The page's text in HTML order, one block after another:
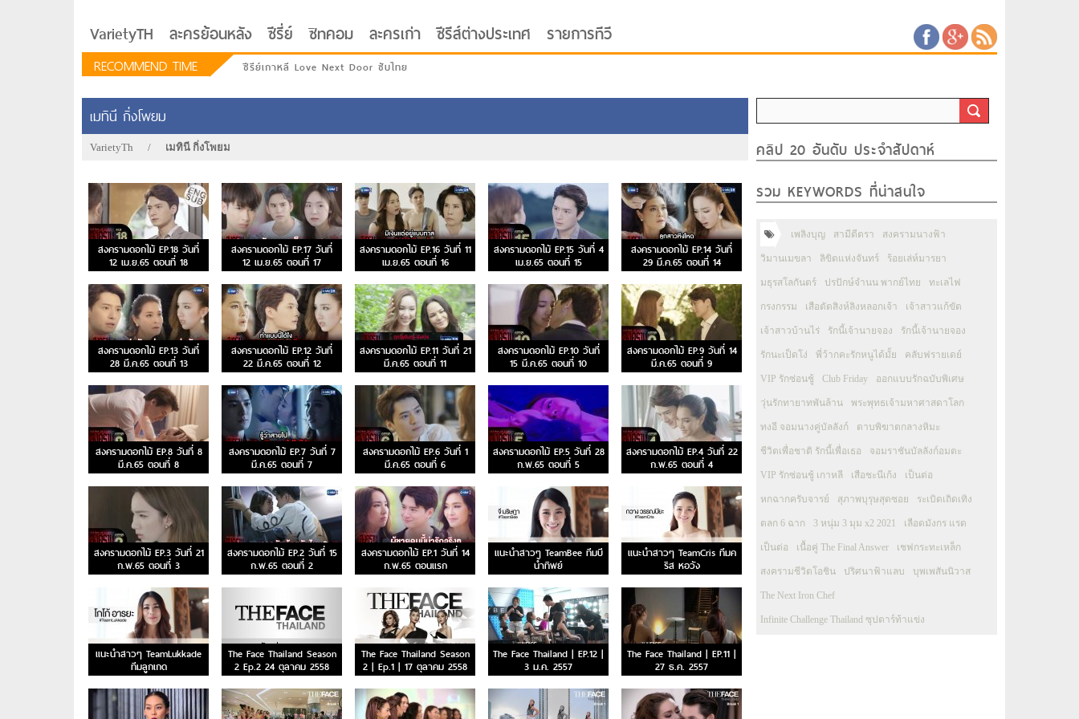
VarietyTH ละครย้อนหลัง ซีรี่ย์ ซิทคอม ละครเก่า ซีรีส์ต่างประเทศ รายการทีวี
RECOMMEND TIME ซีรีย์เกาหลี Love Next Door ซับไทย
รักอยู่ประตูถัดไป
เมทินี กิ่งโพยม
VarietyTh / เมทินี กิ่งโพยม
สงครามดอกไม้ EP.18 วันที่
12 เม.ย.65 ตอนที่ 18
สงครามดอกไม้ EP.17 วันที่
12 เม.ย.65 ตอนที่ 17
สงครามดอกไม้ EP.16 วันที่ 11
เม.ย.65 ตอนที่ 16
สงครามดอกไม้ EP.15 วันที่ 4
เม.ย.65 ตอนที่ 15
สงครามดอกไม้ EP.14 วันที่
29 มี.ค.65 ตอนที่ 14
สงครามดอกไม้ EP.13 วันที่
28 มี.ค.65 ตอนที่ 13
สงครามดอกไม้ EP.12 วันที่
22 มี.ค.65 ตอนที่ 12
สงครามดอกไม้ EP.11 วันที่ 21
มี.ค.65 ตอนที่ 11
สงครามดอกไม้ EP.10 วันที่
15 มี.ค.65 ตอนที่ 10
สงครามดอกไม้ EP.9 วันที่ 14
มี.ค.65 ตอนที่ 9
สงครามดอกไม้ EP.8 วันที่ 8
มี.ค.65 ตอนที่ 8
สงครามดอกไม้ EP.7 วันที่ 7
มี.ค.65 ตอนที่ 7
สงครามดอกไม้ EP.6 วันที่ 1
มี.ค.65 ตอนที่ 6
สงครามดอกไม้ EP.5 วันที่ 28
ก.พ.65 ตอนที่ 5
สงครามดอกไม้ EP.4 วันที่ 22
ก.พ.65 ตอนที่ 4
สงครามดอกไม้ EP.3 วันที่ 21
ก.พ.65 ตอนที่ 3
สงครามดอกไม้ EP.2 วันที่ 15
ก.พ.65 ตอนที่ 2
สงครามดอกไม้ EP.1 วันที่ 14
ก.พ.65 ตอนแรก
แนะนำสาวๆ TeamBee ทีมบี
น้ำทิพย์
แนะนำสาวๆ TeamCris ทีมค
ริส หอวัง
แนะนำสาวๆ TeamLukkade
ทีมลูกเกด
The Face Thailand Season
2 Ep.2 24 ตุลาคม 2558
The Face Thailand Season
2 | Ep.1 | 17 ตุลาคม 2558
The Face Thailand | EP.12 |
3 ม.ค. 2557
The Face Thailand | EP.11 |
27 ธ.ค. 2557
คลิป 20 อันดับ ประจำสัปดาห์
รวม KEYWORDS ที่น่าสนใจ
เพลิงบุญ สามีตีตรา สงครามนางฟ้า
วิมานเมขลา ลิขิตแห่งจันทร์ ร้อยเล่ห์มารยา
มธุรสโลกันตร์ ปรปักษ์จำนน พากย์ไทย ทะเลไฟ
กรงกรรม เสือตัดสิงห์ลิงหลอกเจ้า เจ้าสาวแก้ขัด
เจ้าสาวบ้านไร่ รักนี้เจ้านายจอง รักนี้เจ้านายจอง
รักนะเป็ดโง่ พี่ว้ากคะรักหนูได้มั้ย คลับฟรายเดย์
VIP รักซ่อนชู้ Club Friday ออกแบบรักฉบับพิเศษ
วุ่นรักทายาทพันล้าน พระพุทธเจ้ามหาศาสดาโลก
ทงอี จอมนางคู่บัลลังก์ ดาบพิฆาตกลางหิมะ
ชีวิตเพื่อชาติ รักนี้เพื่อเธอ จอมราชันบัลลังก์อมตะ
VIP รักซ่อนชู้ เกาหลี เสือชะนีเก้ง เป็นต่อ
หกฉากครับจารย์ สุภาพบุรุษสุดซอย ระเบิดเถิดเทิง
ตลก 6 ฉาก 3 หนุ่ม 3 มุม x2 2021 เลือดมังกร แรด
เป็นต่อ เนื้อคู่ The Final Answer เชฟกระทะเหล็ก
สงครามชีวิตโอชิน ปริศนาฟ้าแลบ บุพเพสันนิวาส
The Next Iron Chef
Infinite Challenge Thailand ซุปตาร์ท้าแข่ง